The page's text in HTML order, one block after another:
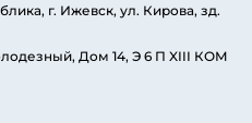
г. Ижевск, ул. Кирова, зд.
Дом 14, Э 6 П XIII КОМ